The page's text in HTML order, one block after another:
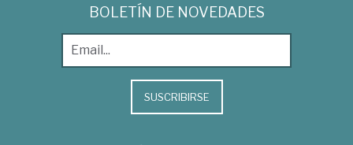
BOLETÍN DE NOVEDADES
SUSCRIBIRSE